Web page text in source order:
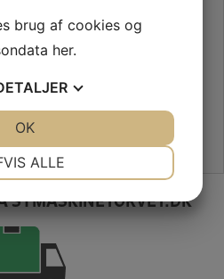
SYMASKINETORVET.DK
brug af cookies og
her.
ALLE
OK